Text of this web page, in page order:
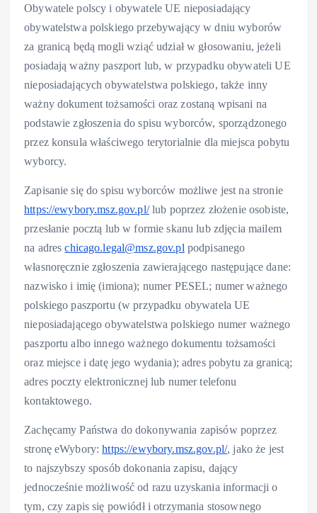
Obywatele polscy i obywatele UE nieposiadający
obywatelstwa polskiego przebywający w dniu wyborów
za granicą będą mogli wziąć udział w głosowaniu, jeżeli
posiadają ważny paszport lub, w przypadku obywateli UE
nieposiadających obywatelstwa polskiego, także inny
ważny dokument tożsamości oraz zostaną wpisani na
podstawie zgłoszenia do spisu wyborców, sporządzonego
przez konsula właściwego terytorialnie dla miejsca pobytu
wyborcy.
Zapisanie się do spisu wyborców możliwe jest na stronie
https://ewybory.msz.gov.pl/lub poprzez złożenie osobiste,
przesłanie pocztą lub w formie skanu lub zdjęcia mailem
na adreschicago.legal@msz.gov.pl podpisanego
własnoręcznie zgłoszenia zawierającego następujące dane:
nazwisko i imię (imiona); numer PESEL; numer ważnego
polskiego paszportu (w przypadku obywatela UE
nieposiadającego obywatelstwa polskiego numer ważnego
paszportu albo innego ważnego dokumentu tożsamości
oraz miejsce i datę jego wydania); adres pobytu za granicą;
adres poczty elektronicznej lub numer telefonu
kontaktowego.
Zachęcamy Państwa do dokonywania zapisów poprzez
stronę eWybory:https://ewybory.msz.gov.pl/, jako że jest
to najszybszy sposób dokonania zapisu, dający
jednocześnie możliwość od razu uzyskania informacji o
tym, czy zapis się powiódł i otrzymania stosownego